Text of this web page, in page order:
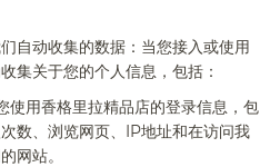
自动收集的数据： 当您接入或使用
集关于您的个人信息，包括：
使用香格里拉精品店的登录信息，包
数、浏览网页、 IP地址和在访问我
网站。